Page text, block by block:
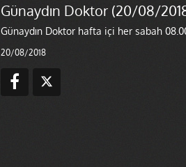
Günaydın Doktor (20/08/
Günaydın Doktor hafta içi her sabah
20/08/2018